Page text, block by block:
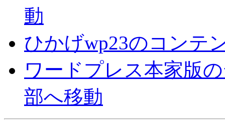
動
ひかげwp23のコンテ
ワードプレス本家版
部へ移動